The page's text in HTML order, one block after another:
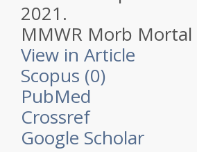
2021.
MMWR Morb Mortal
View in Article
Scopus (0)
PubMed
Crossref
Google Scholar